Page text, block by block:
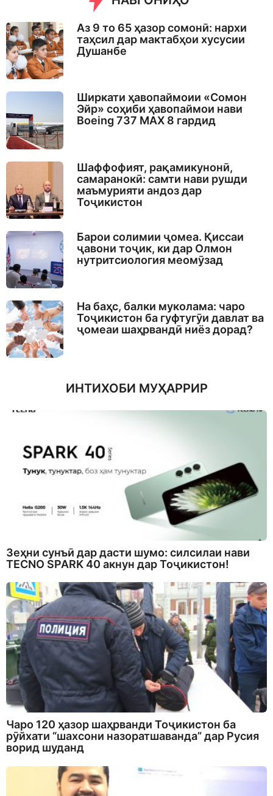
Аз 9 то 65 ҳазор сомонӣ: нархи
таҳсил дар мактабҳои хусусии
Душанбе
Ширкати ҳавопаймоии «Сомон
Эйр» соҳиби ҳавопаймои нави
Boeing 737 MAX 8 гардид
Шаффофият, рақамикунонӣ,
самаранокӣ: самти нави рушди
маъмурияти андоз дар
Тоҷикистон
Барои солимии ҷомеа. Қиссаи
ҷавони тоҷик, ки дар Олмон
нутритсиология меомӯзад
На баҳс, балки муколама: чаро
Тоҷикистон ба гуфтугӯи давлат ва
ҷомеаи шаҳрвандӣ ниёз дорад?
ИНТИХОБИ МУҲАРРИР
Зеҳни сунъӣ дар дасти шумо: силсилаи нави
TECNO SPARK 40 акнун дар Тоҷикистон!
Чаро 120 ҳазор шаҳрванди Тоҷикистон ба
рӯйхати “шахсони назоратшаванда” дар Русия
ворид шуданд